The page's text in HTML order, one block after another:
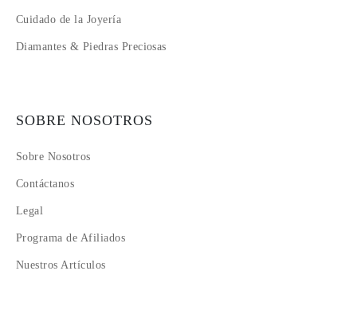
Cuidado de la Joyería
Diamantes & Piedras Preciosas
SOBRE NOSOTROS
Sobre Nosotros
Contáctanos
Legal
Programa de Afiliados
Nuestros Artículos